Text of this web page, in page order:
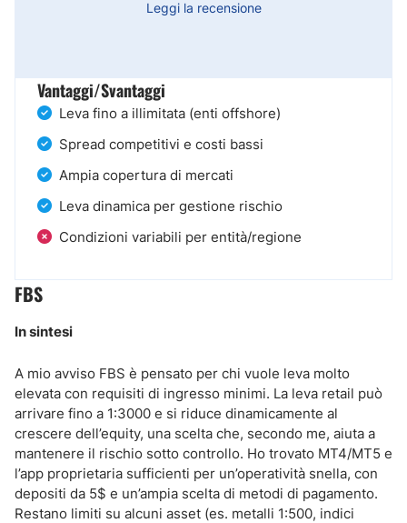
Leggi la recensione
Vantaggi/Svantaggi
Leva fino a illimitata (enti offshore)
Spread competitivi e costi bassi
Ampia copertura di mercati
Leva dinamica per gestione rischio
Condizioni variabili per entità/regione
FBS
In sintesi
A mio avviso FBS è pensato per chi vuole leva molto
elevata con requisiti di ingresso minimi. La leva retail può
arrivare fino a 1:3000 e si riduce dinamicamente al
crescere dell’equity, una scelta che, secondo me, aiuta a
mantenere il rischio sotto controllo. Ho trovato MT4/MT5 e
l’app proprietaria sufficienti per un’operatività snella, con
depositi da 5$ e un’ampia scelta di metodi di pagamento.
Restano limiti su alcuni asset (es. metalli 1:500, indici